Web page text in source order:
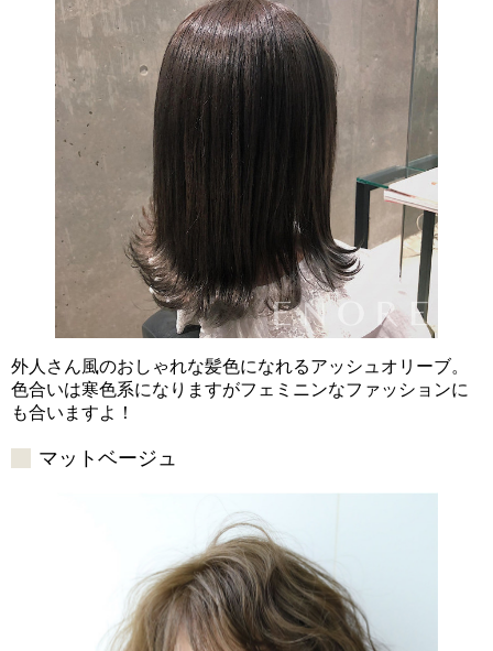
外人さん風のおしゃれな髪色になれるアッシュオリーブ。
色合いは寒色系になりますがフェミニンなファッションに
も合いますよ！
マットベージュ